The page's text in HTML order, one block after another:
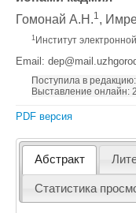
Гомонай А.Н.1,
1 Институт
Email:
Поступила в
Выставление онлайн:
PDF версия
Абстракт
Статистика